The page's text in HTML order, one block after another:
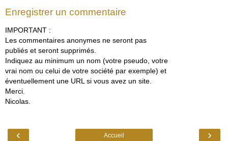
Enregistrer un commentaire
IMPORTANT :
Les commentaires anonymes ne seront pas
publiés et seront supprimés.
Indiquez au minimum un nom (votre pseudo, votre
vrai nom ou celui de votre société par exemple) et
éventuellement une URL si vous avez un site.
Merci.
Nicolas.
‹ ›
Accueil